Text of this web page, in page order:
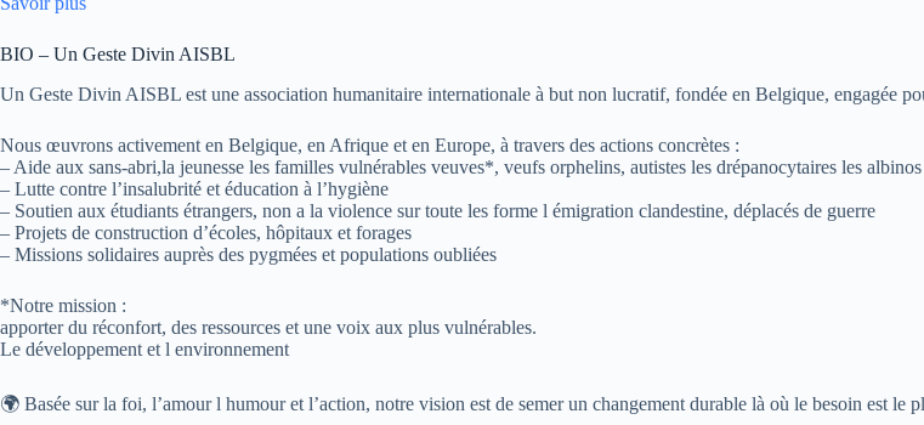
BIO – Un Geste Divin AISBL
Un Geste Divin AISBL est une association humanitaire internationale à but non lucratif, fondée en Belgique, engagée
Nous œuvrons activement en Belgique, en Afrique et en Europe, à travers des actions concrètes :
– Aide aux sans-abri,la jeunesse les familles vulnérables veuves*, veufs orphelins, autistes les drépanocytaires les
– Lutte contre l’insalubrité et éducation à l’hygiène
– Soutien aux étudiants étrangers, non a la violence sur toute les forme l émigration clandestine, déplacés de guerre
– Projets de construction d’écoles, hôpitaux et forages
– Missions solidaires auprès des pygmées et populations oubliées
*Notre mission :
apporter du réconfort, des ressources et une voix aux plus vulnérables.
Le développement et l environnement
🌍 Basée sur la foi, l’amour l humour et l’action, notre vision est de semer un changement durable là où le besoin est le